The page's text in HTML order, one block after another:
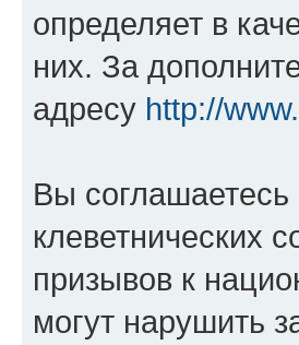
определяет в
них. За
адресу http://
Вы
клеветнических
призывов к
могут нарушить